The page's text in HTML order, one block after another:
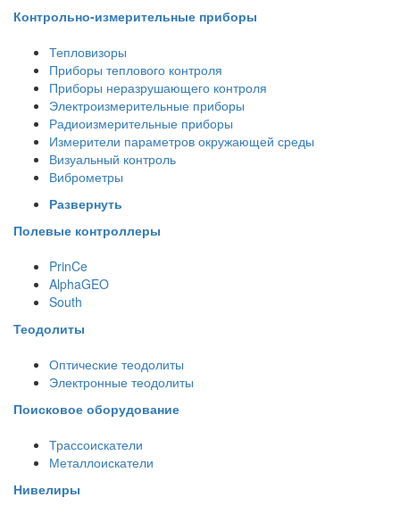
Контрольно-измерительные приборы
Тепловизоры
Приборы теплового контроля
Приборы неразрушающего контроля
Электроизмерительные приборы
Радиоизмерительные приборы
Измерители параметров окружающей среды
Визуальный контроль
Виброметры
Развернуть
Полевые контроллеры
PrinCe
AlphaGEO
South
Теодолиты
Оптические теодолиты
Электронные теодолиты
Поисковое оборудование
Трассоискатели
Металлоискатели
Нивелиры